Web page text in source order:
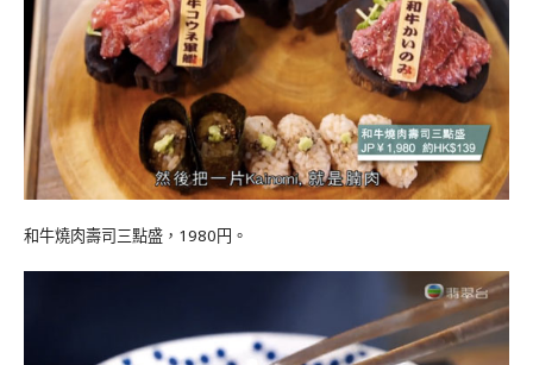
和牛燒肉壽司三點盛，1980円。